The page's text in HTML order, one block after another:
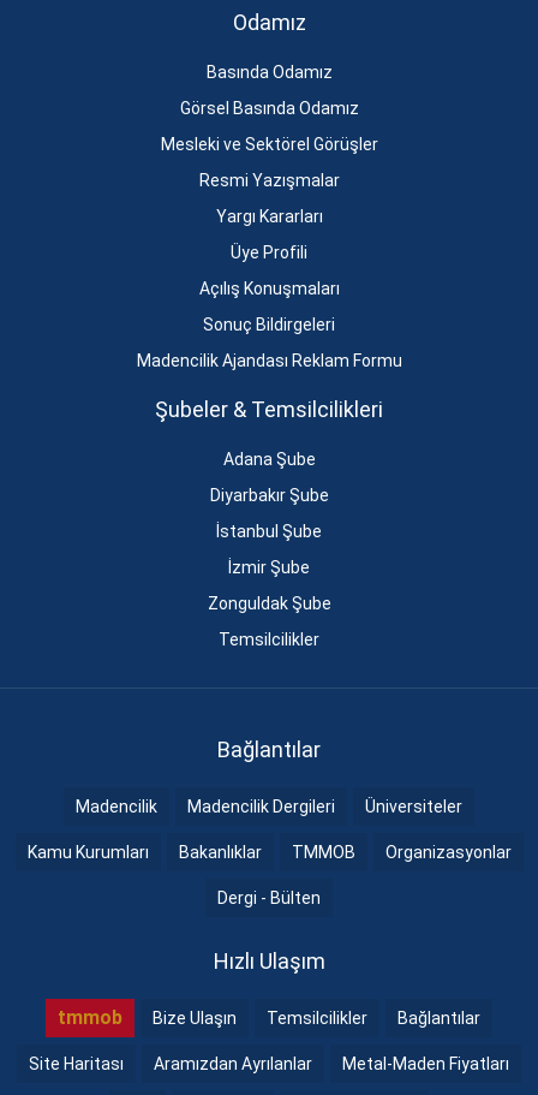
Odamız
Basında Odamız
Görsel Basında Odamız
Mesleki ve Sektörel Görüşler
Resmi Yazışmalar
Yargı Kararları
Üye Profili
Açılış Konuşmaları
Sonuç Bildirgeleri
Madencilik Ajandası Reklam Formu
Şubeler & Temsilcilikleri
Adana Şube
Diyarbakır Şube
İstanbul Şube
İzmir Şube
Zonguldak Şube
Temsilcilikler
Bağlantılar
Madencilik Madencilik Dergileri Üniversiteler
Kamu Kurumları Bakanlıklar TMMOB Organizasyonlar
Dergi - Bülten
Hızlı Ulaşım
tmmob Bize Ulaşın Temsilcilikler Bağlantılar
Site Haritası Aramızdan Ayrılanlar Metal-Maden Fiyatları